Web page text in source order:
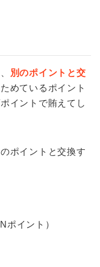
別のポイントと交
めているポイント
イントで賄えてし
ポイントと交換す
ポイント）